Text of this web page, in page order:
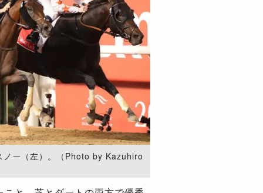
ノー（左）。（Photo by Kazuhiro